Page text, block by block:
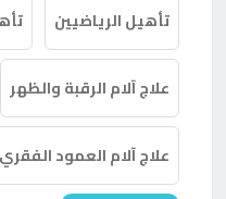
تأهيل الرياضيين
علاج آلام الرقبة والظهر
علاج آلام العمود الفقري